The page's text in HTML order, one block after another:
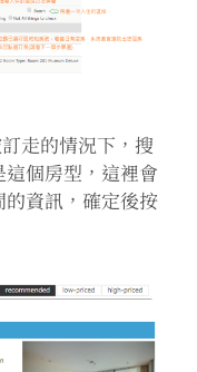
走的情況下，搜
個房型，這裡會
資訊，確定後按